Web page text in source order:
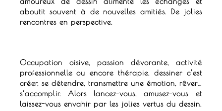
aboutit souvent à de nouvelles amitiés. De jolies
rencontres en perspective.
Occupation oisive, passion dévorante, activité
professionnelle ou encore thérapie, dessiner c’est
créer, se détendre, transmettre une émotion, rêver…
s’accomplir. Alors lancez-vous, amusez-vous et
laissez-vous envahir par les jolies vertus du dessin.